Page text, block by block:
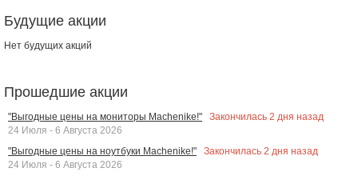
Будущие акции
Нет будущих акций
Прошедшие акции
"Выгодные цены на мониторы Machenike!" Закончилась 2 дня назад
24 Июля - 6 Августа 2026
"Выгодные цены на ноутбуки Machenike!"
Закончилась 2 дня назад
24 Июля - 6 Августа 2026